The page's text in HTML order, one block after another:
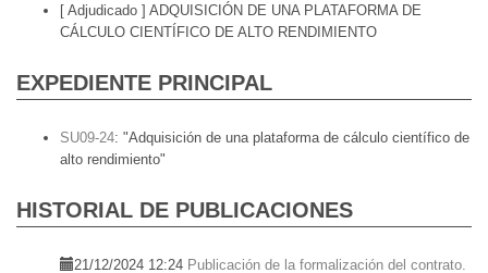
[ Adjudicado ] ADQUISICIÓN DE UNA PLATAFORMA DE
CÁLCULO CIENTÍFICO DE ALTO RENDIMIENTO
EXPEDIENTE PRINCIPAL
SU09-24: "Adquisición de una plataforma de cálculo científico de
alto rendimiento"
HISTORIAL DE PUBLICACIONES
21/12/2024 12:24 Publicación de la formalización del contrato.